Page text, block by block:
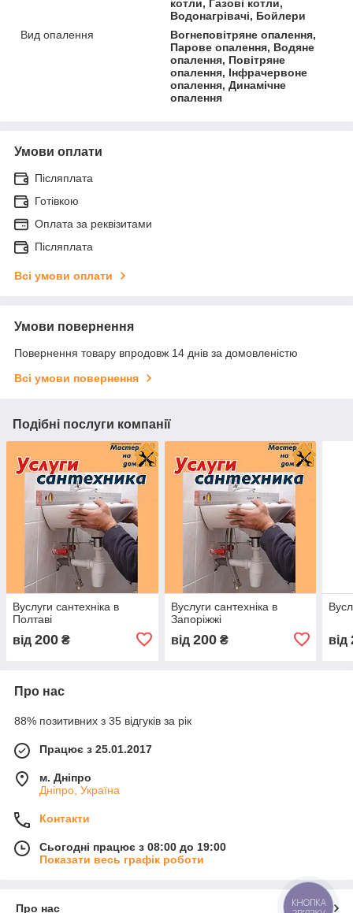
котли, Газові котли,
Водонагрівачі, Бойлери
Вид опалення
Вогнеповітряне опалення,
Парове опалення, Водяне
опалення, Повітряне
опалення, Інфрачервоне
опалення, Динамічне
опалення
Умови оплати
Післяплата
Готівкою
Оплата за реквізитами
Післяплата
Всі умови оплати
Умови повернення
Повернення товару впродовж 14 днів за домовленістю
Всі умови повернення
Подібні послуги компанії
Вуслуги сантехніка в
Полтаві
від 200 ₴
Вуслуги сантехніка в
Запоріжжі
від 200₴ від
Про нас
88% позитивних з 35 відгуків за рік
Працює з 25.01.2017
м. Дніпро
Дніпро, Україна
Контакти
Сьогодні працює з 08:00 до 19:00
Показати весь графік роботи
Про нас
КНОПКА